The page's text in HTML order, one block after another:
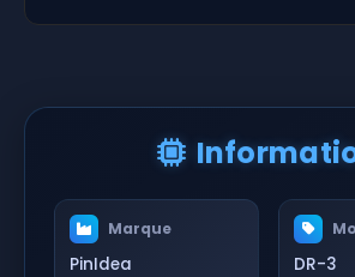
Marque
PinIdea DR-3